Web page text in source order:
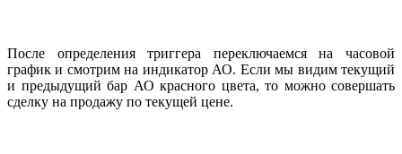
После определения триггера переключаемся на часовой
график и смотрим на индикатор АО. Если мы видим текущий
и предыдущий бар АО красного цвета, то можно совершать
сделку на продажу по текущей цене.